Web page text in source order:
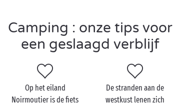
Bezoek La Guérinière met
z'n tweetjes
Plant u eenromantische vakantie
op Noirmoutier,
dan hebben we alvast een mooi programma
Camping : onze tips voor
een geslaagd verblijf
Op het eiland
Noirmoutier is de fiets
De stranden aan de
westkust lenen zich